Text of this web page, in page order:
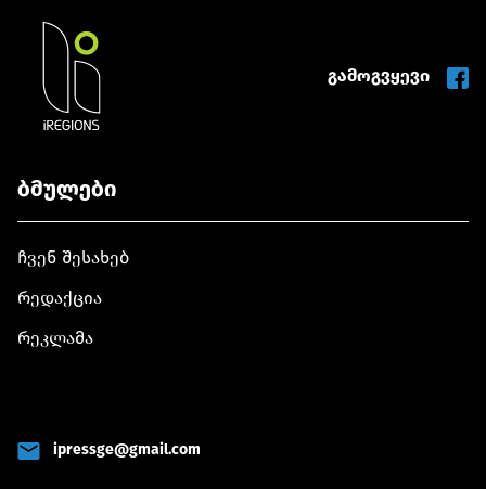
გამოგვყევი
ბმულები
ჩვენ შესახებ
რედაქცია
რეკლამა
ipressge@gmail.com